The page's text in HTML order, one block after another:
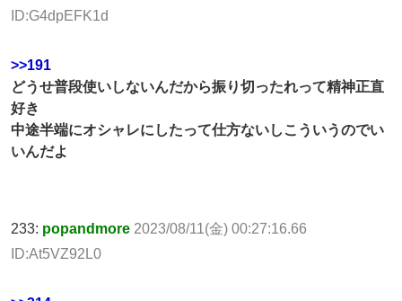
ID:G4dpEFK1d
>>191
どうせ普段使いしないんだから振り切ったれって精神正直
好き
中途半端にオシャレにしたって仕方ないしこういうのでい
いんだよ
233: popandmore 2023/08/11(金) 00:27:16.66
ID:At5VZ92L0